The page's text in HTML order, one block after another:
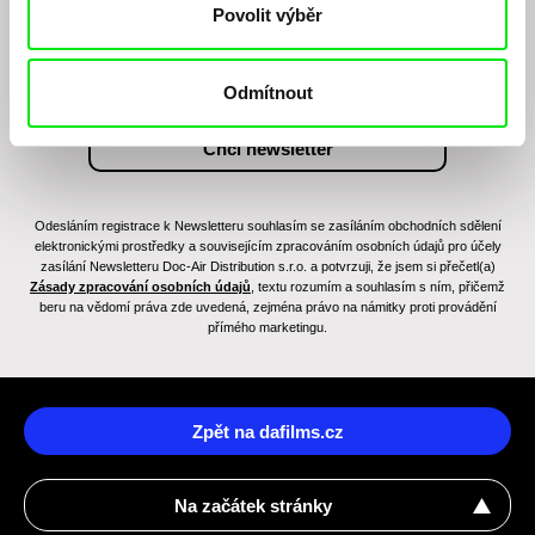
Povolit výběr
Odmítnout
Odesláním registrace k Newsletteru souhlasím se zasíláním obchodních sdělení
elektronickými prostředky a souvisejícím zpracováním osobních údajů pro účely
zasílání Newsletteru Doc-Air Distribution s.r.o. a potvrzuji, že jsem si přečetl(a)
Zásady zpracování osobních údajů , textu rozumím a souhlasím s ním, přičemž
beru na vědomí práva zde uvedená, zejména právo na námitky proti provádění
přímého marketingu.
Zpět na dafilms.cz
Na začátek stránky